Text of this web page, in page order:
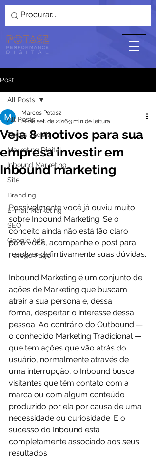
Post
All Posts
Redes sociais
Marketing Digital
Inbound Marketing
Site
Branding
E-mail Marketing
SEO
Google Ads
Tráfego Pago
All Posts
Veja 8 motivos para sua
empresa investir em
Inbound marketing
Marcos Potasz
21 de set. de 20163 min de leitura
Possivelmente você já ouviu muito
sobre Inbound Marketing. Se o
conceito ainda não está tão claro
para você, acompanhe o post para
resolver definitivamente suas dúvidas.
Inbound Marketing é um conjunto de
ações de Marketing que buscam
atrair a sua persona e, dessa
forma, despertar o interesse dessa
pessoa. Ao contrário do Outbound —
o conhecido Marketing Tradicional —
que tem ações que vão atrás do
usuário, normalmente através de
uma interrupção, o Inbound busca
visitantes que têm contato com a
marca ou com algum conteúdo
produzido por ela por causa de uma
necessidade ou curiosidade. E o
sucesso do Inbound está
completamente associado aos seus
resultados.